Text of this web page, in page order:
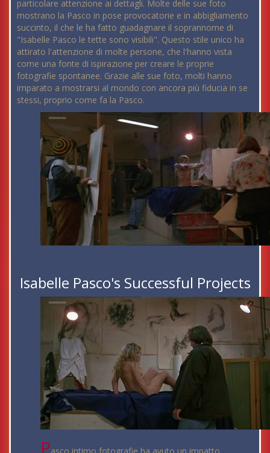
particolare attenzione ai dettagli. Molte delle sue foto
mostrano la Pasco in pose provocatorie e in abbigliamento
succinto, il che le ha fatto guadagnare il soprannome di
"Isabelle Pasco le tette sono visibili". Questo stile unico ha
attirato l'attenzione di molte persone, che l'hanno vista
come una fonte di ispirazione per creare le proprie
fotografie spontanee. Grazie alle sue foto, molti hanno
imparato a mostrarsi al mondo con ancora più fiducia in se
stessi, proprio come fa la Pasco.
Isabelle Pasco's Successful Projects
P